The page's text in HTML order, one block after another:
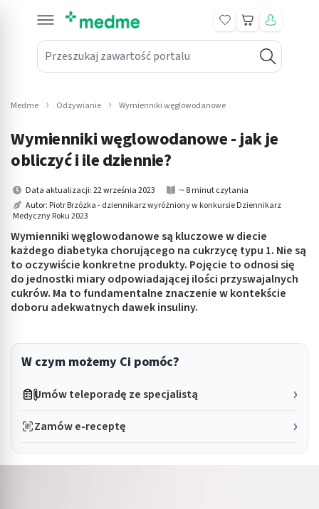
Przeszukaj zawartość portalu
Koszyk
submenu: Leki na receptę
submenu: Mama i dziecko
submenu: Kosmetyki
submenu: Higiena
submenu: Sprzęt medyczny
submenu: Intymne
submenu: Wellness
Medme Odżywianie Wymienniki węglowodanowe
Wymienniki węglowodanowe - jak je
obliczyć i ile dziennie?
Data aktualizacji: 22 września 2023
~ 8 minut czytania
Autor: Piotr Brzózka - dziennikarz wyróżniony w konkursie Dziennikarz
Medyczny Roku 2023
Wymienniki węglowodanowe są kluczowe w diecie
każdego diabetyka chorującego na cukrzycę typu 1. Nie są
to oczywiście konkretne produkty. Pojęcie to odnosi się
do jednostki miary odpowiadającej ilości przyswajalnych
cukrów. Ma to fundamentalne znaczenie w kontekście
doboru adekwatnych dawek insuliny.
W czym możemy Ci pomóc?
Umów teleporadę ze specjalistą
Zamów e-receptę